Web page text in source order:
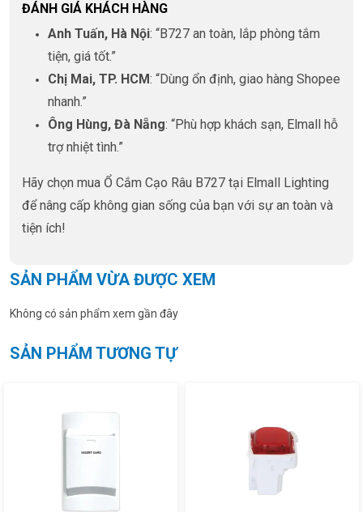
ĐÁNH GIÁ KHÁCH HÀNG
Anh Tuấn, Hà Nội: “B727 an toàn, lắp phòng tắm
tiện, giá tốt.”
Chị Mai, TP. HCM: “Dùng ổn định, giao hàng Shopee
nhanh.”
Ông Hùng, Đà Nẵng: “Phù hợp khách sạn, Elmall hỗ
trợ nhiệt tình.”
Hãy chọn mua Ổ Cắm Cạo Râu B727 tại Elmall Lighting
để nâng cấp không gian sống của bạn với sự an toàn và
tiện ích!
SẢN PHẨM VỪA ĐƯỢC XEM
Không có sản phẩm xem gần đây
SẢN PHẨM TƯƠNG TỰ